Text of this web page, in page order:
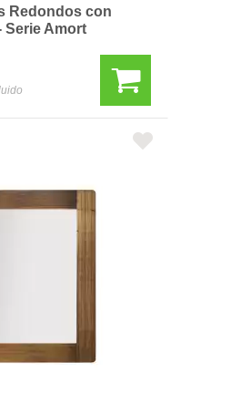
Redondos con
Serie Amort